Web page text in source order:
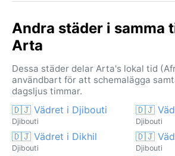
Andra städer i samma
Arta
Dessa städer delar Arta's lokal tid
användbart för att schemalägga
dagsljus timmar.
🇩🇯 Vädret i Djibouti
Djibouti
🇩🇯
Djibouti
🇩🇯 Vädret i Dikhil
Djibouti
🇩🇯
Djibouti